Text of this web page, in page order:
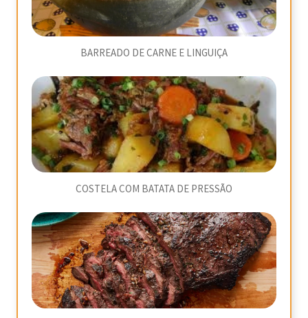
BARREADO DE CARNE E LINGUIÇA
COSTELA COM BATATA DE PRESSÃO